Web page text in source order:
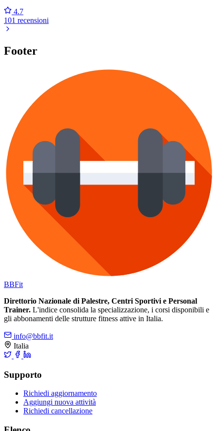
4.7
101 recensioni
Footer
BBFit
Direttorio Nazionale di Palestre, Centri Sportivi e Personal
Trainer. L'indice consolida la specializzazione, i corsi disponibili e
gli abbonamenti delle strutture fitness attive in Italia.
info@bbfit.it
Italia
Supporto
Richiedi aggiornamento
Aggiungi nuova attività
Richiedi cancellazione